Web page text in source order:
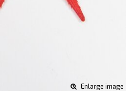
Enlarge image